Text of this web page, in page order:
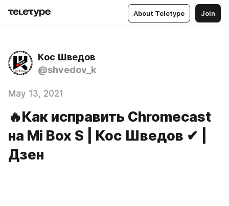
About Teletype Join
Кос Шведов
@shvedov_k
May 13, 2021
🔥Как исправить Chromecast
на Mi Box S | Кос Шведов ✔ |
Дзен